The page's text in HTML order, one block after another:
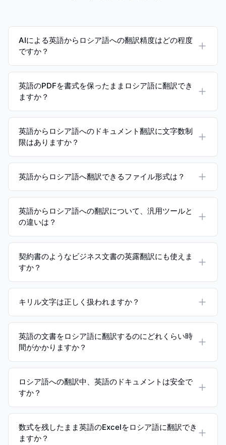
AIによる英語からロシア語への翻訳精度はどの程度
ですか？
英語のPDFを書式を保ったままロシア語に翻訳でき
ますか？
英語からロシア語へのドキュメント翻訳に文字数制
限はありますか？
英語からロシア語へ翻訳できるファイル形式は？
英語からロシア語への翻訳について、汎用ツールと
の違いは？
契約書のようなビジネス文書の英露翻訳にも使えま
すか？
キリル文字は正しく扱われますか？
英語の文書をロシア語に翻訳するのにどれくらい時
間がかかりますか？
ロシア語への翻訳中、英語のドキュメントは安全で
すか？
数式を残したまま英語のExcelをロシア語に翻訳でき
ますか？